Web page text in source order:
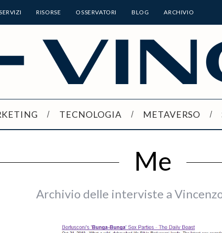
RISORSE OSSERVATORI BLOG ARCHIVIO
TECNOLOGIA METAVERSO
Me
Archivio delle interviste a